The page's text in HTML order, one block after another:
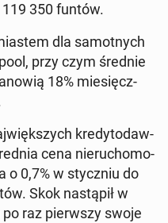
350 funtów.
dla sa­mot­nych
przy czym średnie
18% mie­sięcz­
kre­dy­to­daw­
cena nie­ru­cho­mo­
o 0,7% w stycz­niu do
Skok na­stą­pił w
raz pierw­szy swoje